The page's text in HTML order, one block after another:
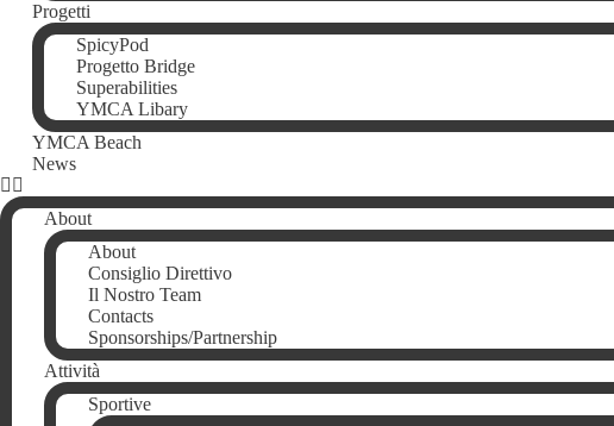
Progetti
SpicyPod
Progetto Bridge
Superabilities
YMCA Libary
YMCA Beach
News
About
About
Consiglio Direttivo
Il Nostro Team
Contacts
Sponsorships/Partnership
Attività
Sportive